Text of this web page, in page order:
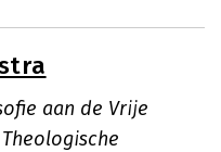
aan de Vrije